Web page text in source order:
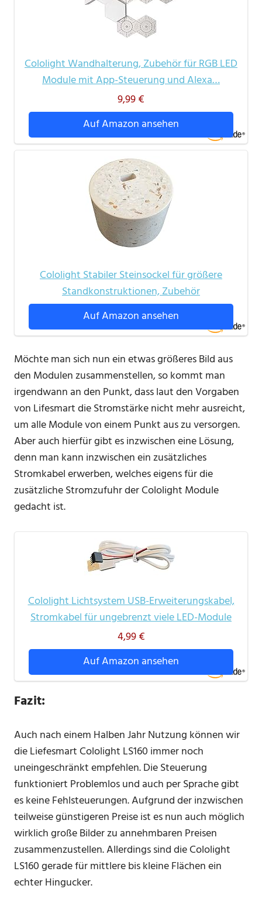
Cololight Wandhalterung, Zubehör für RGB LED
Module mit App-Steuerung und Alexa…
9,99 €
Auf Amazon ansehen
Cololight Stabiler Steinsockel für größere
Standkonstruktionen, Zubehör
Auf Amazon ansehen
Möchte man sich nun ein etwas größeres Bild aus
den Modulen zusammenstellen, so kommt man
irgendwann an den Punkt, dass laut den Vorgaben
von Lifesmart die Stromstärke nicht mehr ausreicht,
um alle Module von einem Punkt aus zu versorgen.
Aber auch hierfür gibt es inzwischen eine Lösung,
denn man kann inzwischen ein zusätzliches
Stromkabel erwerben, welches eigens für die
zusätzliche Stromzufuhr der Cololight Module
gedacht ist.
Cololight Lichtsystem USB-Erweiterungskabel,
Stromkabel für ungebrenzt viele LED-Module
4,99 €
Auf Amazon ansehen
Fazit:
Auch nach einem Halben Jahr Nutzung können wir
die Liefesmart Cololight LS160 immer noch
uneingeschränkt empfehlen. Die Steuerung
funktioniert Problemlos und auch per Sprache gibt
es keine Fehlsteuerungen. Aufgrund der inzwischen
teilweise günstigeren Preise ist es nun auch möglich
wirklich große Bilder zu annehmbaren Preisen
zusammenzustellen. Allerdings sind die Cololight
LS160 gerade für mittlere bis kleine Flächen ein
echter Hingucker.